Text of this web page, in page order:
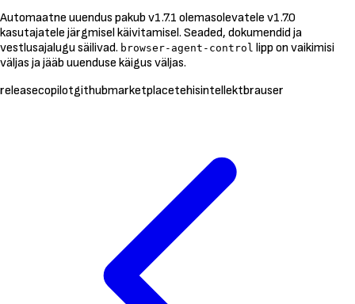
Automaatne uuendus pakub v1.7.1 olemasolevatele v1.7.0
kasutajatele järgmisel käivitamisel. Seaded, dokumendid ja
vestlusajalugu säilivad. browser-agent-control lipp on vaikimisi
väljas ja jääb uuenduse käigus väljas.
releasecopilotgithubmarketplacetehisintellektbrauser